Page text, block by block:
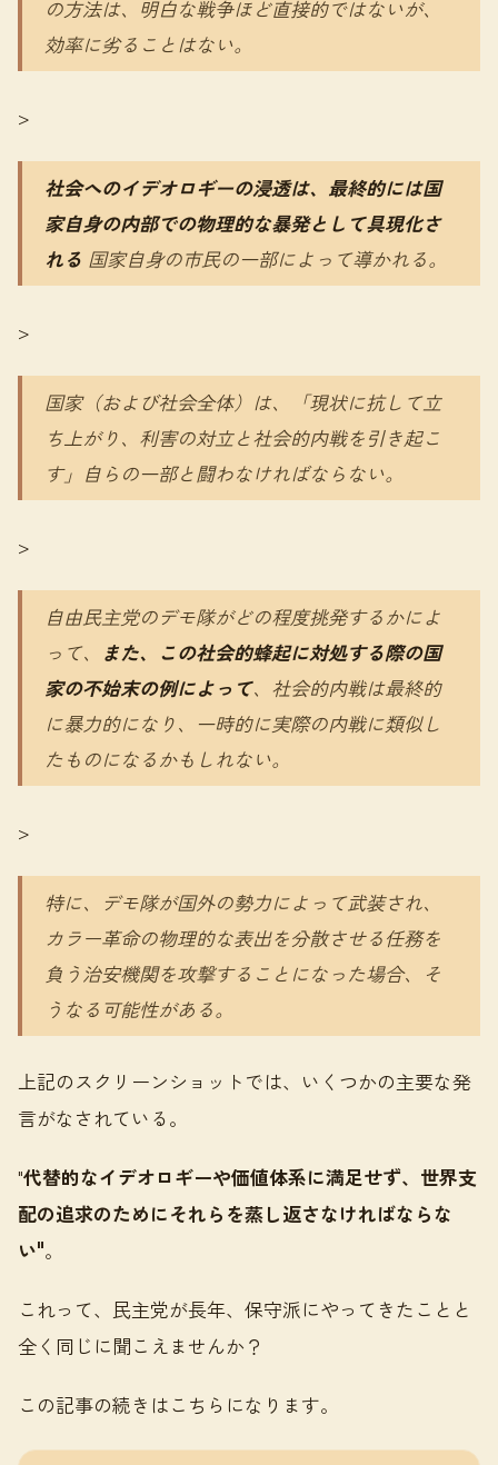
の方法は、明白な戦争ほど直接的ではないが、
効率に劣ることはない。
>
社会へのイデオロギーの浸透は、最終的には国
家自身の内部での物理的な暴発として具現化さ
れる 国家自身の市民の一部によって導かれる。
>
国家（および社会全体）は、「現状に抗して立
ち上がり、利害の対立と社会的内戦を引き起こ
す」自らの一部と闘わなければならない。
>
自由民主党のデモ隊がどの程度挑発するかによ
って、 また、この社会的蜂起に対処する際の国
家の不始末の例によって、社会的内戦は最終的
に暴力的になり、一時的に実際の内戦に類似し
たものになるかもしれない。
>
特に、デモ隊が国外の勢力によって武装され、
カラー革命の物理的な表出を分散させる任務を
負う治安機関を攻撃することになった場合、そ
うなる可能性がある。
上記のスクリーンショットでは、いくつかの主要な発
言がなされている。
"代替的なイデオロギーや価値体系に満足せず、世界支
配の追求のためにそれらを蒸し返さなければならな
い"。
これって、民主党が長年、保守派にやってきたことと
全く同じに聞こえませんか？
この記事の続きはこちらになります。